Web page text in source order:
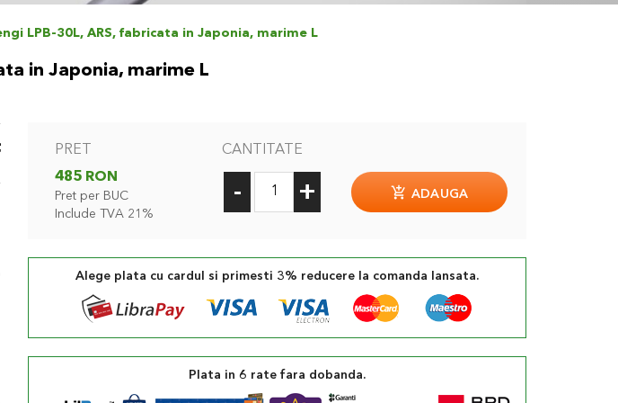
LPB-30L, ARS, fabricata in Japonia, marime L
in Japonia, marime L
PRET
485 RON
Pret per BUC
Include TVA 21%
CANTITATE
- + ADAUGA
Alege plata cu cardul si primesti 3% reducere la comanda lansata.
Plata in 6 rate fara dobanda.